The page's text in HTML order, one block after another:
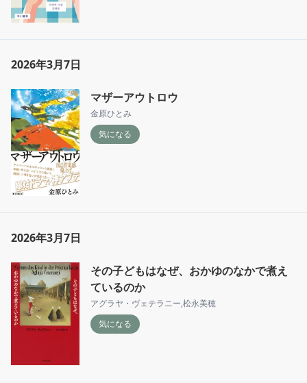
2026年3月7日
マザーアウトロウ
金原ひとみ
気になる
2026年3月7日
その子どもはなぜ、おかゆのなかで煮え
ているのか
アグラヤ・ヴェテラニー,松永美穂
気になる